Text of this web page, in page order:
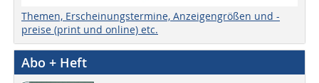
Themen, Erscheinungstermine, Anzeigengrößen und -
preise (print und online) etc.
Abo + Heft